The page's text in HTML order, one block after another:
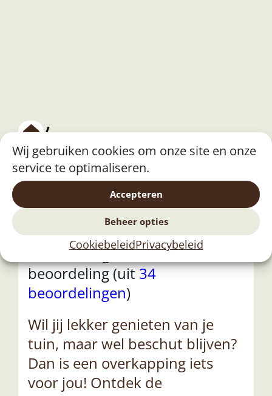
Wij gebruiken cookies om onze site en onze
service te optimaliseren.
Accepteren
Beheer opties
CookiebeleidPrivacybeleid
/
Overkapping Noord-Brabant
Overkapping Noord-
Beoordeling: ★★★★★ 5/5
beoordeling (uit34
beoordelingen)
Wil jij lekker genieten van je
tuin, maar wel beschut blijven?
Dan is een overkapping iets
voor jou! Ontdek de